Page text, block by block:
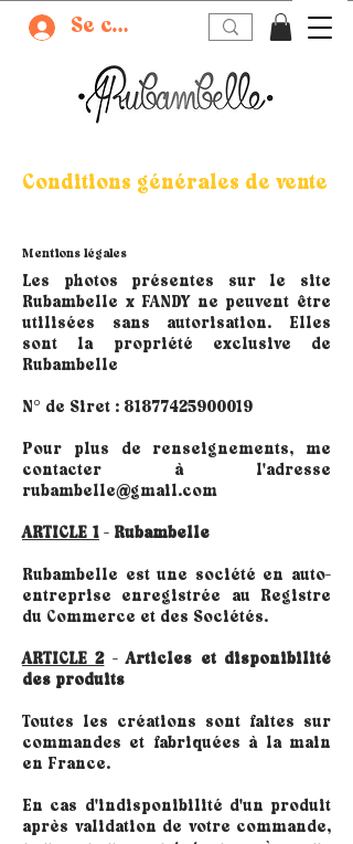
Se connecter
Conditions générales de vente
Mentions légales
Les photos présentes sur le site
Rubambelle x FANDY ne peuvent être
utilisées sans autorisation. Elles
sont la propriété exclusive de
Rubambelle
N° de Siret : 81877425900019
Pour plus de renseignements, me
contacter à l'adresse
rubambelle@gmail.com
ARTICLE 1 - Rubambelle
Rubambelle est une société en auto-
entreprise enregistrée au Registre
du Commerce et des Sociétés.
ARTICLE 2 -Articles et disponibilité
des produits
Toutes les créations sont faites sur
commandes et fabriquées à la main
en France.
En cas d'indisponibilité d'un produit
après validation de votre commande,